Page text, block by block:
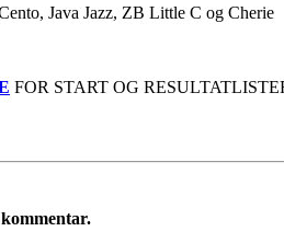
Java Jazz, ZB Little C og Cherie
FOR START OG